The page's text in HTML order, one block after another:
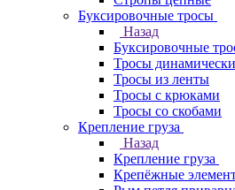
Буксировочные тросы
Назад
Буксировочные
Тросы
Тросы из ленты
Тросы с крюками
Тросы со скобами
Крепление груза
Назад
Крепление груза
Крепёжные